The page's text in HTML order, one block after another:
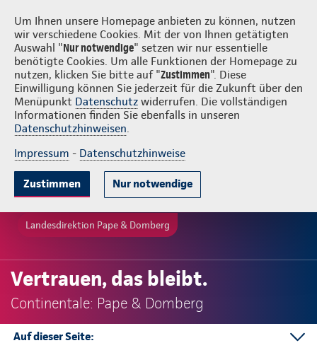
Um Ihnen unsere Homepage anbieten zu können, nutzen
wir verschiedene Cookies. Mit der von Ihnen getätigten
Auswahl "Nur notwendige" setzen wir nur essentielle
benötigte Cookies. Um alle Funktionen der Homepage zu
nutzen, klicken Sie bitte auf "Zustimmen". Diese
Einwilligung können Sie jederzeit für die Zukunft über den
Menüpunkt Datenschutz widerrufen. Die vollständigen
Informationen finden Sie ebenfalls in unseren
Datenschutzhinweisen.
Impressum - Datenschutzhinweise
Zustimmen Nur notwendige
Pape & Domberg Login
Landesdirektion Pape & Domberg
Vertrauen, das bleibt.
Continentale: Pape & Domberg
Auf dieser Seite: